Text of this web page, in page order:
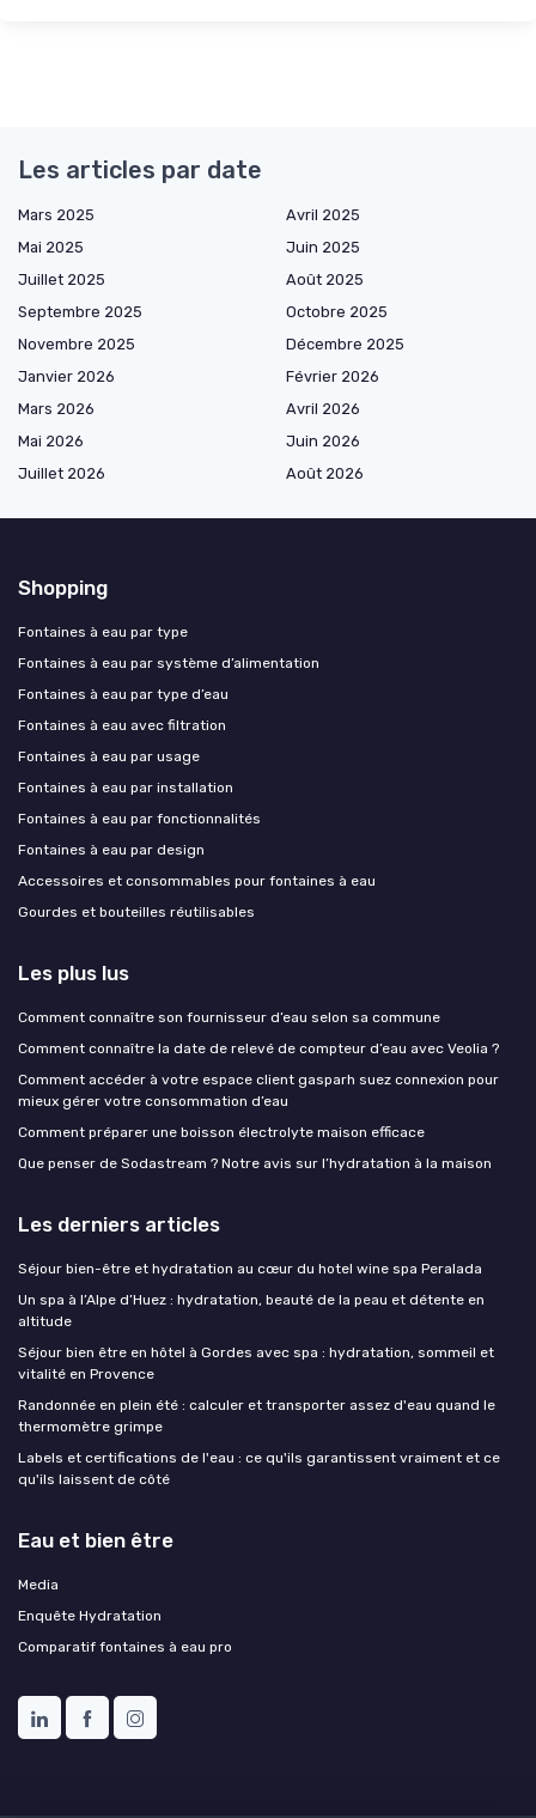
Les articles par date
Mars 2025
Avril 2025
Mai 2025
Juin 2025
Juillet 2025
Août 2025
Septembre 2025
Octobre 2025
Novembre 2025
Décembre 2025
Janvier 2026
Février 2026
Mars 2026
Avril 2026
Mai 2026
Juin 2026
Juillet 2026
Août 2026
Shopping
Fontaines à eau par type
Fontaines à eau par système d’alimentation
Fontaines à eau par type d’eau
Fontaines à eau avec filtration
Fontaines à eau par usage
Fontaines à eau par installation
Fontaines à eau par fonctionnalités
Fontaines à eau par design
Accessoires et consommables pour fontaines à eau
Gourdes et bouteilles réutilisables
Les plus lus
Comment connaître son fournisseur d’eau selon sa commune
Comment connaître la date de relevé de compteur d’eau avec Veolia ?
Comment accéder à votre espace client gasparh suez connexion pour
mieux gérer votre consommation d’eau
Comment préparer une boisson électrolyte maison efficace
Que penser de Sodastream ? Notre avis sur l’hydratation à la maison
Les derniers articles
Séjour bien-être et hydratation au cœur du hotel wine spa Peralada
Un spa à l’Alpe d’Huez : hydratation, beauté de la peau et détente en
altitude
Séjour bien être en hôtel à Gordes avec spa : hydratation, sommeil et
vitalité en Provence
Randonnée en plein été : calculer et transporter assez d'eau quand le
thermomètre grimpe
Labels et certifications de l'eau : ce qu'ils garantissent vraiment et ce
qu'ils laissent de côté
Eau et bien être
Media
Enquête Hydratation
Comparatif fontaines à eau pro